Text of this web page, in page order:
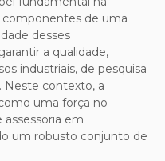
de uma
desses
a qualidade,
industriais, de pesquisa
Neste contexto, a
uma força no
em
um robusto conjunto de